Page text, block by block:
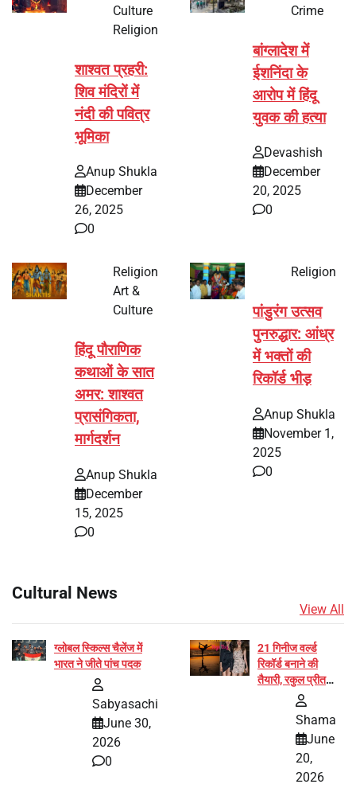
Culture
Religion
शाश्वत प्रहरी:
शिव मंदिरों में
नंदी की पवित्र
भूमिका
Anup Shukla
December
26, 2025
0
Crime
बांग्लादेश में
ईशनिंदा के
आरोप में हिंदू
युवक की हत्या
Devashish
December
20, 2025
0
Religion
Art &
Culture
हिंदू पौराणिक
कथाओं के सात
अमर: शाश्वत
प्रासंगिकता,
मार्गदर्शन
Anup Shukla
December
15, 2025
0
Religion
पांडुरंग उत्सव
पुनरुद्धार: आंध्र
में भक्तों की
रिकॉर्ड भीड़
Anup Shukla
November 1,
2025
0
Cultural News
View All
ग्लोबल स्किल्स चैलेंज में
भारत ने जीते पांच पदक
Sabyasachi
June 30,
2026
0
21 गिनीज वर्ल्ड
रिकॉर्ड बनाने की
तैयारी, रकुल प्रीत
और प्रज्ञा जायसवाल
बनीं योग अभियान का
Shama
June
20,
2026